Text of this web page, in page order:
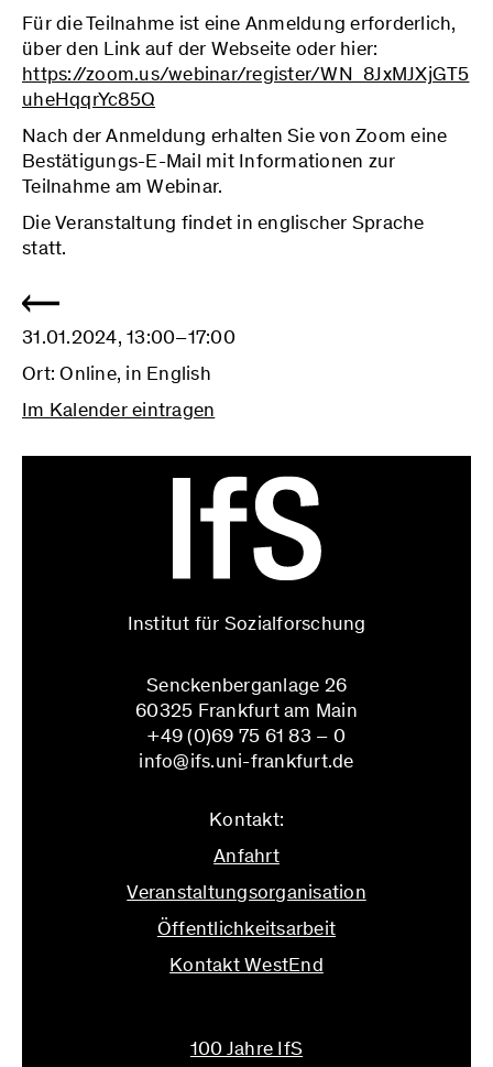
Für die Teilnahme ist eine Anmeldung erforderlich,
über den Link auf der Webseite oder hier:
https://zoom.us/webinar/register/WN_8JxMJXjGT5
uheHqqrYc85Q
Nach der Anmeldung erhalten Sie von Zoom eine
Bestätigungs-E-Mail mit Informationen zur
Teilnahme am Webinar.
Die Veranstaltung findet in englischer Sprache
statt.
31.01.2024, 13:00–17:00
Ort: Online, in English
Im Kalender eintragen
Institut für Sozialforschung
Senckenberganlage 26
60325 Frankfurt am Main
+49 (0)69 75 61 83 – 0
info@ifs.uni-frankfurt.de
Kontakt:
Anfahrt
Veranstaltungsorganisation
Öffentlichkeitsarbeit
Kontakt WestEnd
100 Jahre IfS